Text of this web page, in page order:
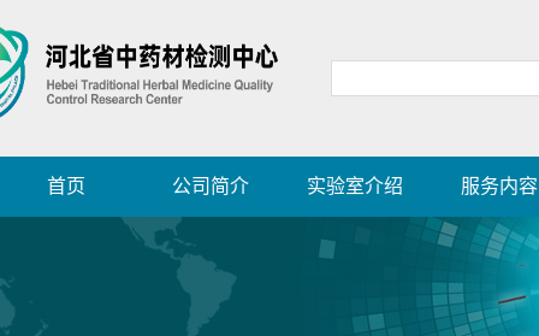
首页 公司简介 实验室介绍 服务内容